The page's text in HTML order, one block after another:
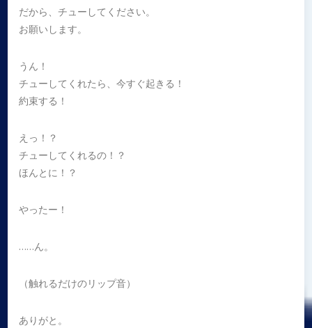
だから、チューしてください。
お願いします。
うん！
チューしてくれたら、今すぐ起きる！
約束する！
えっ！？
チューしてくれるの！？
ほんとに！？
やったー！
……ん。
（触れるだけのリップ音）
ありがと。